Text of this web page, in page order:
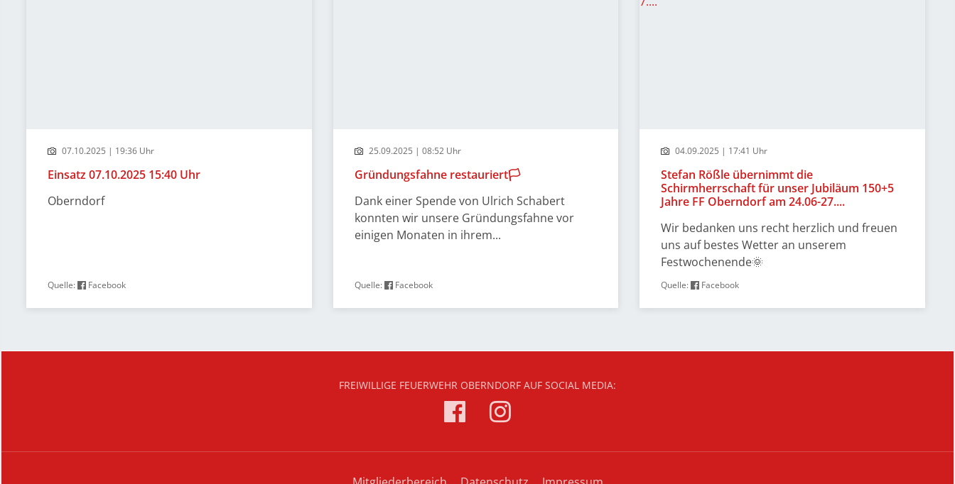
07.10.2025 | 19:36 Uhr
Einsatz 07.10.2025 15:40 Uhr
Oberndorf
Quelle: Facebook
25.09.2025 | 08:52 Uhr
Gründungsfahne restauriert🏳️
Dank einer Spende von Ulrich Schabert
konnten wir unsere Gründungsfahne vor
einigen Monaten in ihrem...
Quelle: Facebook
04.09.2025 | 17:41 Uhr
Stefan Rößle übernimmt die
Schirmherrschaft für unser Jubiläum 150+5
Jahre FF Oberndorf am 24.06-27....
Wir bedanken uns recht herzlich und freuen
uns auf bestes Wetter an unserem
Festwochenende🌞
Quelle: Facebook
FREIWILLIGE FEUERWEHR OBERNDORF AUF SOCIAL MEDIA: